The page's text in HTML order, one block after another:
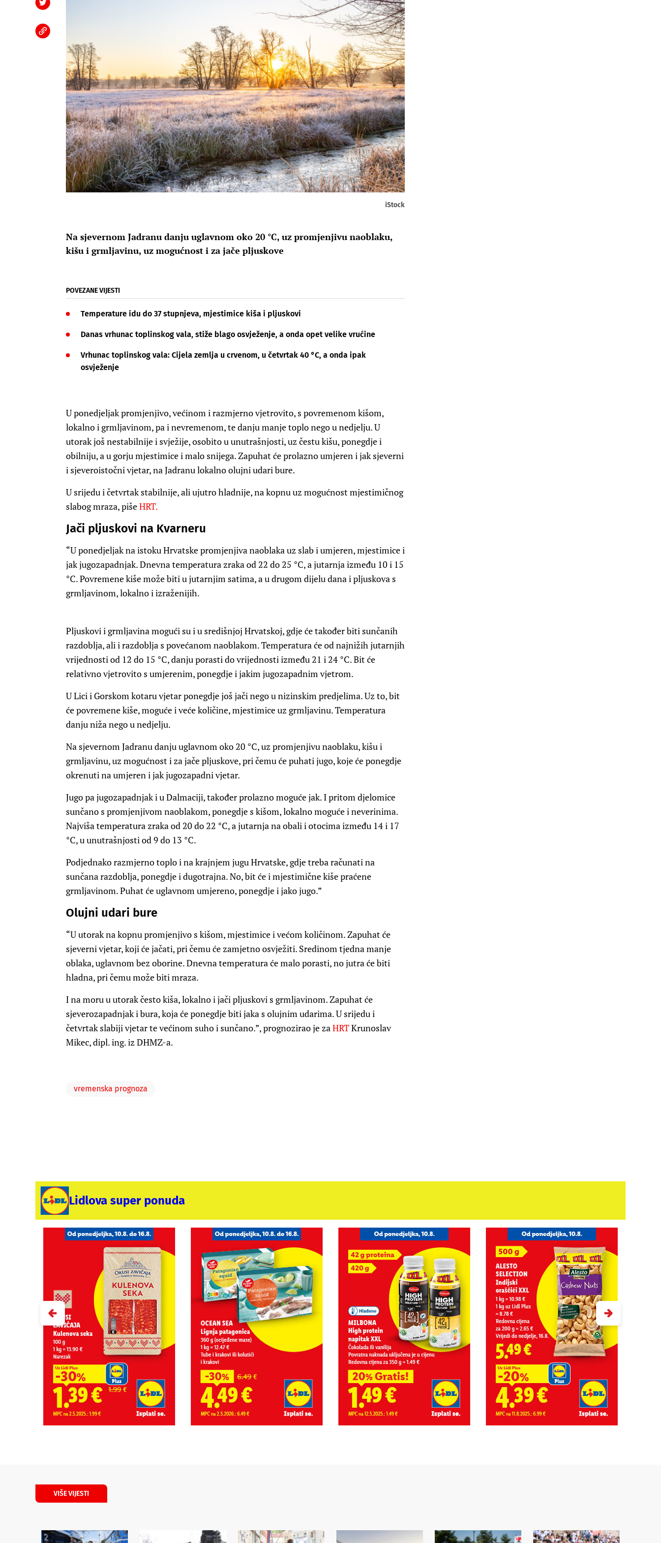
iStock
Na sjevernom Jadranu danju uglavnom oko 20 °C, uz promjenjivu naoblaku,
kišu i grmljavinu, uz mogućnost i za jače pljuskove
POVEZANE VIJESTI
Temperature idu do 37 stupnjeva, mjestimice kiša i pljuskovi
Danas vrhunac toplinskog vala, stiže blago osvježenje, a onda opet velike vrućine
Vrhunac toplinskog vala: Cijela zemlja u crvenom, u četvrtak 40 °C, a onda ipak
osvježenje
U ponedjeljak promjenjivo, većinom i razmjerno vjetrovito, s povremenom kišom,
lokalno i grmljavinom, pa i nevremenom, te danju manje toplo nego u nedjelju. U
utorak još nestabilnije i svježije, osobito u unutrašnjosti, uz čestu kišu, ponegdje i
obilniju, a u gorju mjestimice i malo snijega. Zapuhat će prolazno umjeren i jak sjeverni
i sjeveroistočni vjetar, na Jadranu lokalno olujni udari bure.
U srijedu i četvrtak stabilnije, ali ujutro hladnije, na kopnu uz mogućnost mjestimičnog
slabog mraza, pišeHRT.
Jači pljuskovi na Kvarneru
“U ponedjeljak na istoku Hrvatske promjenjiva naoblaka uz slab i umjeren, mjestimice i
jak jugozapadnjak. Dnevna temperatura zraka od 22 do 25 °C, a jutarnja između 10 i 15
°C. Povremene kiše može biti u jutarnjim satima, a u drugom dijelu dana i pljuskova s
grmljavinom, lokalno i izraženijih.
Pljuskovi i grmljavina mogući su i u središnjoj Hrvatskoj, gdje će također biti sunčanih
razdoblja, ali i razdoblja s povećanom naoblakom. Temperatura će od najnižih jutarnjih
vrijednosti od 12 do 15 °C, danju porasti do vrijednosti između 21 i 24 °C. Bit će
relativno vjetrovito s umjerenim, ponegdje i jakim jugozapadnim vjetrom.
U Lici i Gorskom kotaru vjetar ponegdje još jači nego u nizinskim predjelima. Uz to, bit
će povremene kiše, moguće i veće količine, mjestimice uz grmljavinu. Temperatura
danju niža nego u nedjelju.
Na sjevernom Jadranu danju uglavnom oko 20 °C, uz promjenjivu naoblaku, kišu i
grmljavinu, uz mogućnost i za jače pljuskove, pri čemu će puhati jugo, koje će ponegdje
okrenuti na umjeren i jak jugozapadni vjetar.
Jugo pa jugozapadnjak i u Dalmaciji, također prolazno moguće jak. I pritom djelomice
sunčano s promjenjivom naoblakom, ponegdje s kišom, lokalno moguće i neverinima.
Najviša temperatura zraka od 20 do 22 °C, a jutarnja na obali i otocima između 14 i 17
°C, u unutrašnjosti od 9 do 13 °C.
Podjednako razmjerno toplo i na krajnjem jugu Hrvatske, gdje treba računati na
sunčana razdoblja, ponegdje i dugotrajna. No, bit će i mjestimične kiše praćene
grmljavinom. Puhat će uglavnom umjereno, ponegdje i jako jugo.”
Olujni udari bure
“U utorak na kopnu promjenjivo s kišom, mjestimice i većom količinom. Zapuhat će
sjeverni vjetar, koji će jačati, pri čemu će zamjetno osvježiti. Sredinom tjedna manje
oblaka, uglavnom bez oborine. Dnevna temperatura će malo porasti, no jutra će biti
hladna, pri čemu može biti mraza.
I na moru u utorak često kiša, lokalno i jači pljuskovi s grmljavinom. Zapuhat će
sjeverozapadnjak i bura, koja će ponegdje biti jaka s olujnim udarima. U srijedu i
četvrtak slabiji vjetar te većinom suho i sunčano.”, prognozirao je zaHRTKrunoslav
Mikec, dipl. ing. iz DHMZ-a.
vremenska prognoza
Lidlova super ponuda
VIŠE VIJESTI